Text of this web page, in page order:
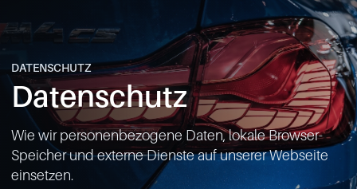
News
FAQ
Standorte
Kontakt
DATENSCHUTZ
Datenschutz
Wie wir personenbezogene Daten, lokale Browser-
Speicher und externe Dienste auf unserer Webseite
einsetzen.